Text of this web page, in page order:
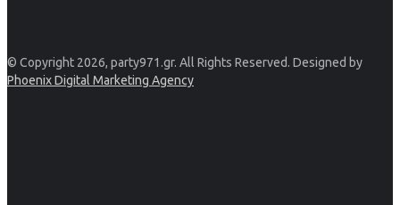
© Copyright 2026, party971.gr. All Rights Reserved. Designed by
Phoenix Digital Marketing Agency